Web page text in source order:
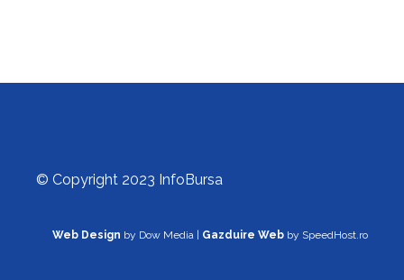
© Copyright 2023 InfoBursa
Web Design by Dow Media | Gazduire Web by SpeedHost.ro